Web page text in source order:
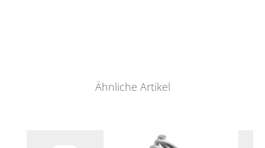
Ähnliche Artikel